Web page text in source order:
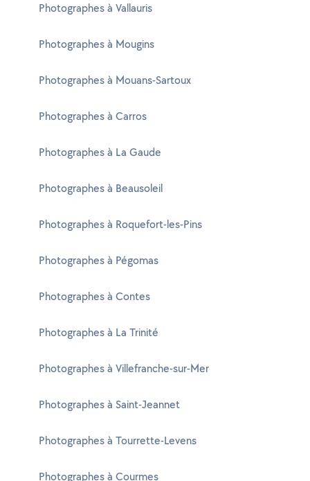
Photographes à Vallauris
Photographes à Mougins
Photographes à Mouans-Sartoux
Photographes à Carros
Photographes à La Gaude
Photographes à Beausoleil
Photographes à Roquefort-les-Pins
Photographes à Pégomas
Photographes à Contes
Photographes à La Trinité
Photographes à Villefranche-sur-Mer
Photographes à Saint-Jeannet
Photographes à Tourrette-Levens
Photographes à Courmes